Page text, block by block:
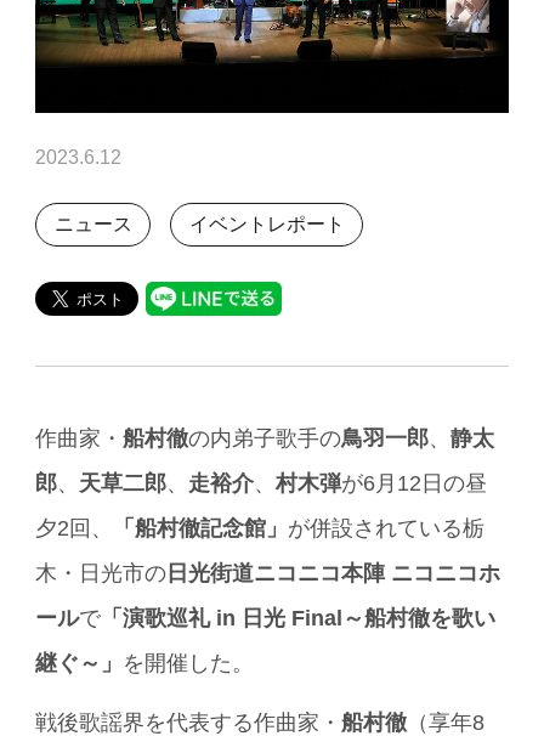
2023.6.12
ニュース イベントレポート
作曲家・船村徹の内弟子歌手の鳥羽一郎、静太
郎、 天草二郎、 走裕介、村木弾が6月12日の昼
夕2回、
「船村徹記念館」 が併設されている栃
木・日光市の 日光街道ニコニコ本陣 ニコニコホ
ールで「演歌巡礼 in 日光 Final～船村徹を歌い
継ぐ～」 を開催した。
戦後歌謡界を代表する作曲家・船村徹 （享年8